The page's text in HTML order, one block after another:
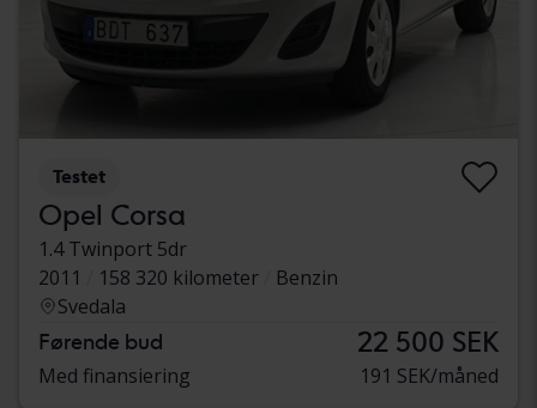
Testet
Opel Corsa
1.4 Twinport 5dr
2011
158 320 kilometer
Benzin
Svedala
Førende bud 22 500 SEK
Med finansiering 191 SEK/måned